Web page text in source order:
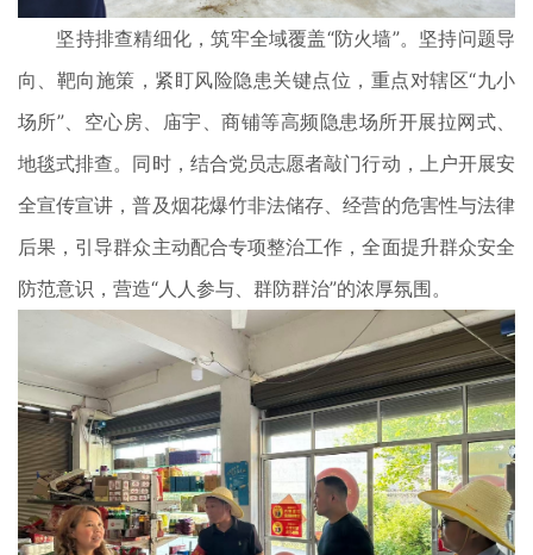
坚持排查精细化，筑牢全域覆盖“防火墙”。坚持问题导
向、靶向施策，紧盯风险隐患关键点位，重点对辖区“九小
场所”、空心房、庙宇、商铺等高频隐患场所开展拉网式、
地毯式排查。同时，结合党员志愿者敲门行动，上户开展安
全宣传宣讲，普及烟花爆竹非法储存、经营的危害性与法律
后果，引导群众主动配合专项整治工作，全面提升群众安全
防范意识，营造“人人参与、群防群治”的浓厚氛围。